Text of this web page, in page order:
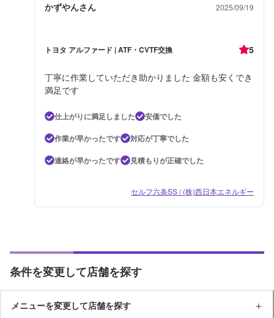
かずやんさん 2025/09/19
トヨタ アルファード | ATF・CVTF交換 5
丁寧に作業していただき助かりました 金額も安くでき
満足です
仕上がりに満足しました
安価でした
作業が早かったです
対応が丁寧でした
連絡が早かったです
見積もりが正確でした
セルフ六条SS / (株)西日本エネルギー
条件を変更して店舗を探す
メニューを変更して店舗を探す